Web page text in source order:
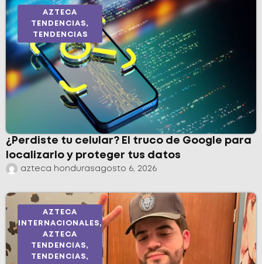
AZTECA
TENDENCIAS,
TENDENCIAS
¿Perdiste tu celular? El truco de Google para
localizarlo y proteger tus datos
azteca hondurasagosto 6, 2026
AZTECA
INTERNACIONALES,
AZTECA
TENDENCIAS,
TENDENCIAS,